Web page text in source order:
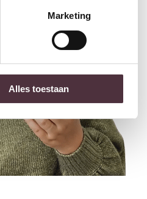
Marketing
Alles toestaan